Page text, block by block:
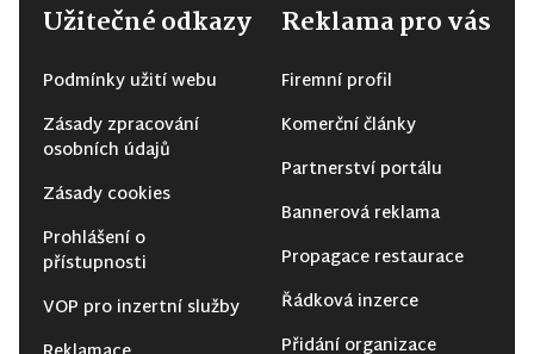
Užitečné odkazy
Podmínky užití webu
Zásady zpracování
osobních údajů
Zásady cookies
Prohlášení o
přístupnosti
VOP pro inzertní služby
Reklama pro vás
Firemní profil
Komerční články
Partnerství portálu
Bannerová reklama
Propagace restaurace
Řádková inzerce
Přidání organizace